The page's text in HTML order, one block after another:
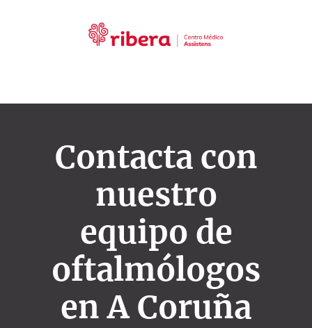
Contacta con
nuestro
equipo de
oftalmólogos
en A Coruña